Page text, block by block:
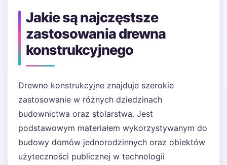
Jakie są najczęstsze
zastosowania drewna
konstrukcyjnego
Drewno konstrukcyjne znajduje szerokie
zastosowanie w różnych dziedzinach
budownictwa oraz stolarstwa. Jest
podstawowym materiałem wykorzystywanym do
budowy domów jednorodzinnych oraz obiektów
użyteczności publicznej w technologii